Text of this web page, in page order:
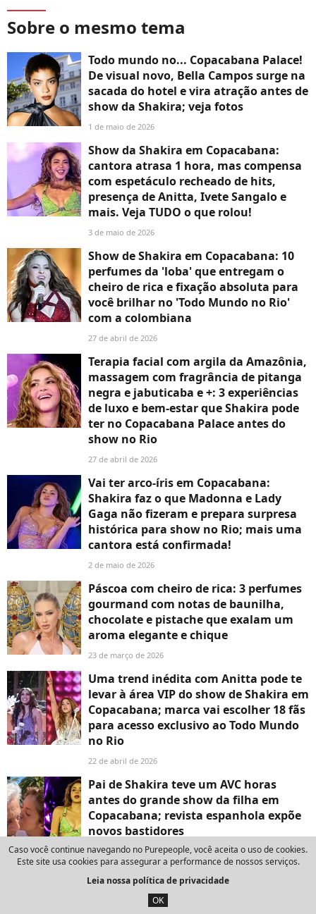
Sobre o mesmo tema
Todo mundo no... Copacabana Palace!
De visual novo, Bella Campos surge na
sacada do hotel e vira atração antes de
show da Shakira; veja fotos
1 de maio de 2026
Show da Shakira em Copacabana:
cantora atrasa 1 hora, mas compensa
com espetáculo recheado de hits,
presença de Anitta, Ivete Sangalo e
mais. Veja TUDO o que rolou!
3 de maio de 2026
Show de Shakira em Copacabana: 10
perfumes da 'loba' que entregam o
cheiro de rica e fixação absoluta para
você brilhar no 'Todo Mundo no Rio'
com a colombiana
27 de abril de 2026
Terapia facial com argila da Amazônia,
massagem com fragrância de pitanga
negra e jabuticaba e +: 3 experiências
de luxo e bem-estar que Shakira pode
ter no Copacabana Palace antes do
show no Rio
27 de abril de 2026
Vai ter arco-íris em Copacabana:
Shakira faz o que Madonna e Lady
Gaga não fizeram e prepara surpresa
histórica para show no Rio; mais uma
cantora está confirmada!
2 de maio de 2026
Páscoa com cheiro de rica: 3 perfumes
gourmand com notas de baunilha,
chocolate e pistache que exalam um
aroma elegante e chique
23 de março de 2026
Uma trend inédita com Anitta pode te
levar à área VIP do show de Shakira em
Copacabana; marca vai escolher 18 fãs
para acesso exclusivo ao Todo Mundo
no Rio
22 de abril de 2026
Pai de Shakira teve um AVC horas
antes do grande show da filha em
Copacabana; revista espanhola expõe
novos bastidores
4 de maio de 2026
Caso você continue navegando no Purepeople, você aceita o uso de cookies.
Este site usa cookies para assegurar a performance de nossos serviços.
Leia nossa política de privacidade
OK